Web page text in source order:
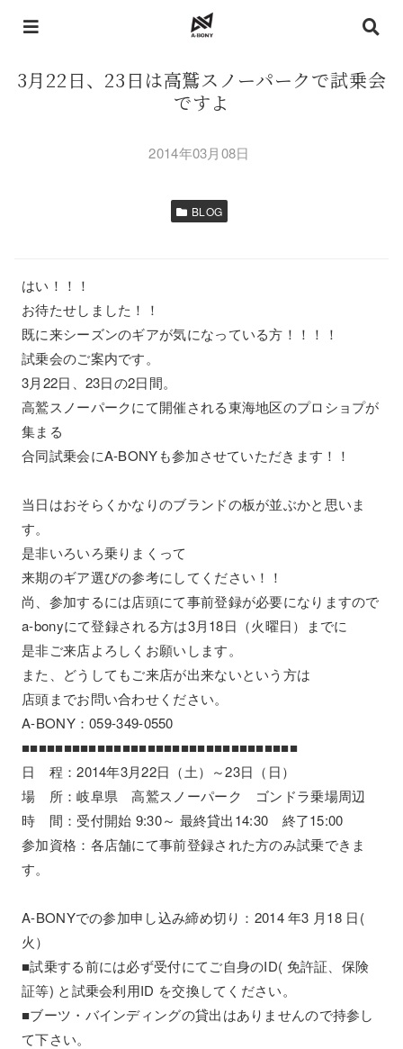
3月22日、23日は高鷲スノーパークで試乗会
ですよ
2014年03月08日
BLOG
はい！！！
お待たせしました！！
既に来シーズンのギアが気になっている方！！！！
試乗会のご案内です。
3月22日、23日の2日間。
高鷲スノーパークにて開催される東海地区のプロショプが
集まる
合同試乗会にA-BONYも参加させていただきます！！
当日はおそらくかなりのブランドの板が並ぶかと思いま
す。
是非いろいろ乗りまくって
来期のギア選びの参考にしてください！！
尚、参加するには店頭にて事前登録が必要になりますので
a-bonyにて登録される方は3月18日（火曜日）までに
是非ご来店よろしくお願いします。
また、どうしてもご来店が出来ないという方は
店頭までお問い合わせください。
A-BONY：059-349-0550
■■■■■■■■■■■■■■■■■■■■■■■■■■■■■■■■■
日 程：2014年3月22日（土）～23日（日）
場 所：岐阜県 高鷲スノーパーク ゴンドラ乗場周辺
時 間：受付開始 9:30～ 最終貸出14:30 終了15:00
参加資格：各店舗にて事前登録された方のみ試乗できま
す。
A-BONYでの参加申し込み締め切り：2014 年3 月18 日(
火）
■試乗する前には必ず受付にてご自身のID( 免許証、保険
証等) と試乗会利用ID を交換してください。
■ブーツ・バインディングの貸出はありませんので持参し
て下さい。